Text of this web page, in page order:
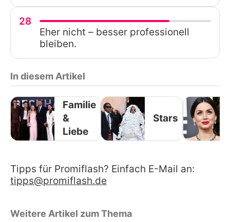
28
Eher nicht – besser professionell
bleiben.
In diesem Artikel
Familie
&
Liebe
Stars
Tipps für Promiflash? Einfach E-Mail an:
tipps@promiflash.de
Weitere Artikel zum Thema